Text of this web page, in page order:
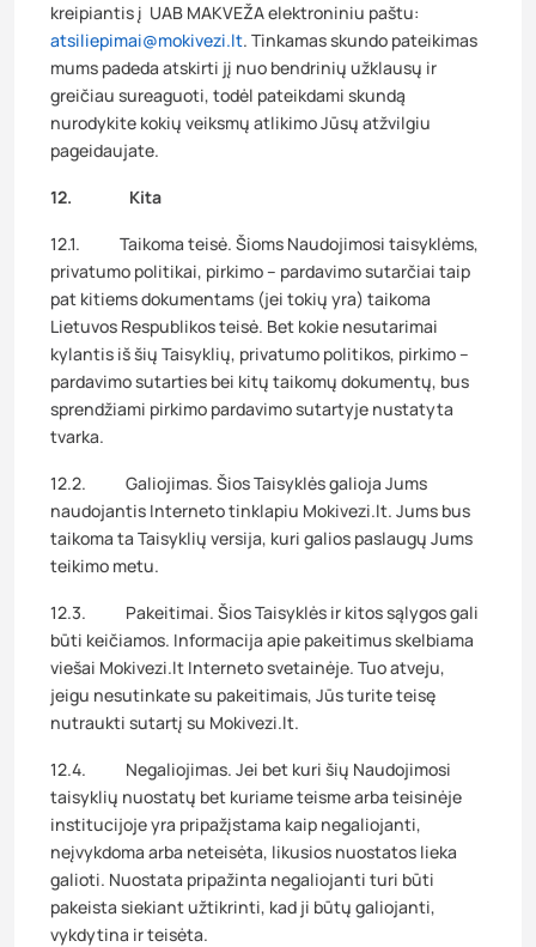
kreipiantis į UAB MAKVEŽA elektroniniu paštu:
atsiliepimai@mokivezi.lt. Tinkamas skundo pateikimas
mums padeda atskirti jį nuo bendrinių užklausų ir
greičiau sureaguoti, todėl pateikdami skundą
nurodykite kokių veiksmų atlikimo Jūsų atžvilgiu
pageidaujate.
12. Kita
12.1. Taikoma teisė. Šioms Naudojimosi taisyklėms,
privatumo politikai, pirkimo – pardavimo sutarčiai taip
pat kitiems dokumentams (jei tokių yra) taikoma
Lietuvos Respublikos teisė. Bet kokie nesutarimai
kylantis iš šių Taisyklių, privatumo politikos, pirkimo –
pardavimo sutarties bei kitų taikomų dokumentų, bus
sprendžiami pirkimo pardavimo sutartyje nustatyta
tvarka.
12.2. Galiojimas. Šios Taisyklės galioja Jums
naudojantis Interneto tinklapiu Mokivezi.lt. Jums bus
taikoma ta Taisyklių versija, kuri galios paslaugų Jums
teikimo metu.
12.3. Pakeitimai. Šios Taisyklės ir kitos sąlygos gali
būti keičiamos. Informacija apie pakeitimus skelbiama
viešai Mokivezi.lt Interneto svetainėje. Tuo atveju,
jeigu nesutinkate su pakeitimais, Jūs turite teisę
nutraukti sutartį su Mokivezi.lt.
12.4. Negaliojimas. Jei bet kuri šių Naudojimosi
taisyklių nuostatų bet kuriame teisme arba teisinėje
institucijoje yra pripažįstama kaip negaliojanti,
neįvykdoma arba neteisėta, likusios nuostatos lieka
galioti. Nuostata pripažinta negaliojanti turi būti
pakeista siekiant užtikrinti, kad ji būtų galiojanti,
vykdytina ir teisėta.